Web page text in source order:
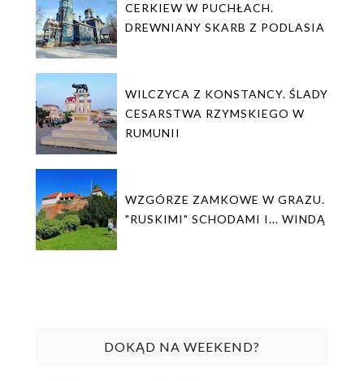
CERKIEW W PUCHŁACH.
DREWNIANY SKARB Z PODLASIA
WILCZYCA Z KONSTANCY. ŚLADY
CESARSTWA RZYMSKIEGO W
RUMUNII
WZGÓRZE ZAMKOWE W GRAZU.
"RUSKIMI" SCHODAMI I... WINDĄ
DOKĄD NA WEEKEND?